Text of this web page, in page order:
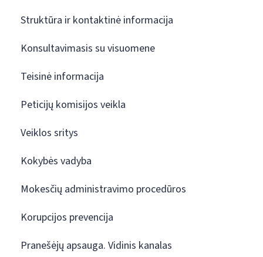
Struktūra ir kontaktinė informacija
Konsultavimasis su visuomene
Teisinė informacija
Peticijų komisijos veikla
Veiklos sritys
Kokybės vadyba
Mokesčių administravimo procedūros
Korupcijos prevencija
Pranešėjų apsauga. Vidinis kanalas